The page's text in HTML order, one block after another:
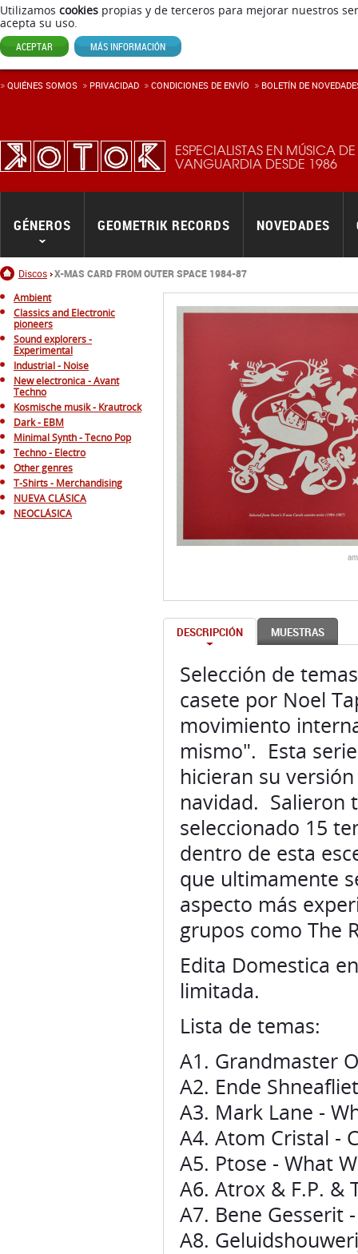
Utilizamos cookies propias y de terceros para mejorar nuestros
acepta su uso.
ACEPTAR MÁS INFORMACIÓN
ESPECIALISTAS EN MÚSICA DE
VANGUARDIA DESDE 1986
Inicio
Discos X-MAS CARD FROM OUTER SPACE 1984-87
GÉNEROS GEOMETRIK RECORDS NOVEDADES
QUIÉNES SOMOS PRIVACIDAD CONDICIONES DE ENVÍ­O BOLETÍN DE
Ambient
Classics and Electronic
pioneers
Sound explorers -
Experimental
Industrial - Noise
New electronica - Avant
Techno
Kosmische musik - Krautrock
Dark - EBM
Minimal Synth - Tecno Pop
Techno - Electro
Other genres
T-Shirts - Merchandising
NUEVA CLÁSICA
NEOCLÁSICA
DESCRIPCIÓN MUESTRAS
Selección de
casete por Noel
movimiento
mismo". Esta
hicieran su
navidad. Salieron
seleccionado 15
dentro de esta
que ultimamente
aspecto más
grupos como The
Edita Domestica
limitada.
Lista de temas:
A1. Grandmaster
A2. Ende
A3. Mark Lane -
A4. Atom Cristal -
A5. Ptose - What
A6. Atrox & F.P. &
A7. Bene Gesserit
A8.